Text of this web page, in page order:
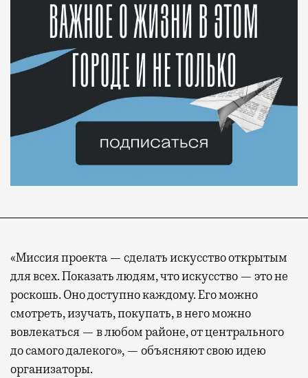
«Миссия проекта — сделать искусство открытым
для всех. Показать людям, что искусство — это не
роскошь. Оно доступно каждому. Его можно
смотреть, изучать, покупать, в него можно
вовлекаться — в любом районе, от центрального
до самого далекого», — объясняют свою идею
организаторы.